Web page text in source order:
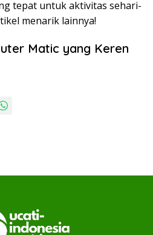
tepat untuk aktivitas sehari-
menarik lainnya!
Matic yang Keren